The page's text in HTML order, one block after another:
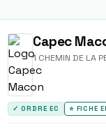
Capec
1 CHEMIN DE LA
✓ ORDRE EC ⭐ FICHE